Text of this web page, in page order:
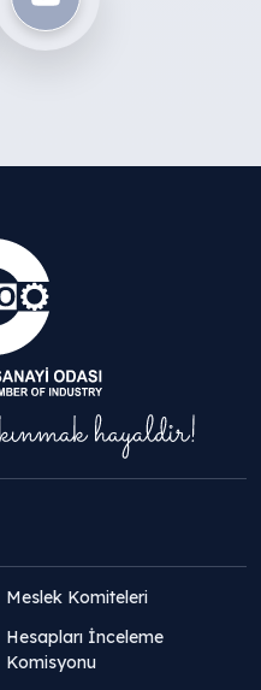
Meslek Komiteleri
Hesapları İnceleme
Komisyonu